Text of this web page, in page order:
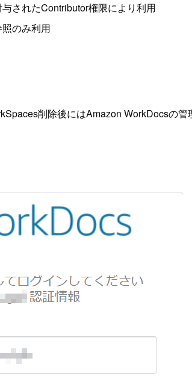
されたContributor権限により利用
のみ利用
削除後にはAmazon WorkDocsの